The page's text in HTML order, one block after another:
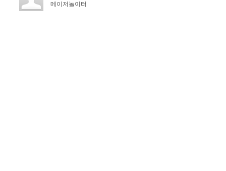
메이저놀이터